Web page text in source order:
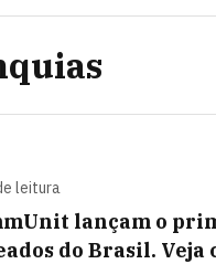
leitura
lançam o
do Brasil. Veja